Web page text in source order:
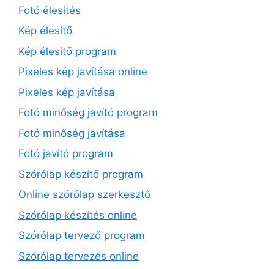
Fotó élesítés
Kép élesítő
Kép élesítő program
Pixeles kép javítása online
Pixeles kép javítása
Fotó minőség javító program
Fotó minőség javítása
Fotó javító program
Szórólap készítő program
Online szórólap szerkesztő
Szórólap készítés online
Szórólap tervező program
Szórólap tervezés online